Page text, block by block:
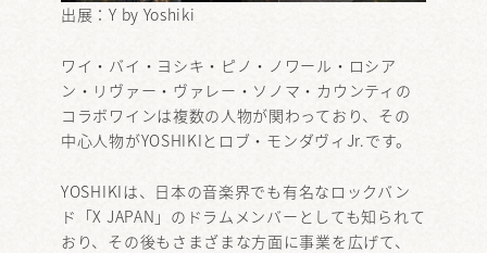
出展：Y by Yoshiki
ワイ・バイ・ヨシキ・ピノ・ノワール・ロシア
ン・リヴァー・ヴァレー・ソノマ・カウンティの
コラボワインは複数の人物が関わっており、その
中心人物がYOSHIKIとロブ・モンダヴィJr.です。
YOSHIKIは、日本の音楽界でも有名なロックバン
ド「X JAPAN」のドラムメンバーとしても知られて
おり、その後もさまざまな方面に事業を広げて、